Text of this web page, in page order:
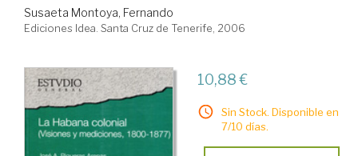
Susaeta Montoya, Fernando
Ediciones Idea. Santa Cruz de Tenerife, 2006
10,88 €
Sin Stock. Disponible en
7/10 días.